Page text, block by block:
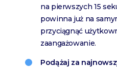
na pierwszych 15
powinna już na
przyciągnąć
zaangażowanie.
Podążaj za